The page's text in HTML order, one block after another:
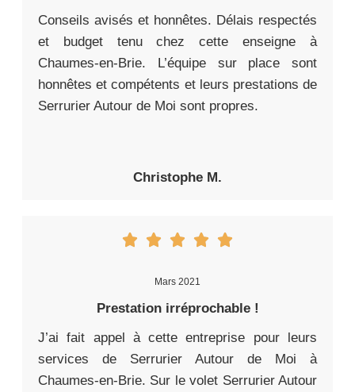
Conseils avisés et honnêtes. Délais respectés
et budget tenu chez cette enseigne à
Chaumes-en-Brie. L’équipe sur place sont
honnêtes et compétents et leurs prestations de
Serrurier Autour de Moi sont propres.
Christophe M.
Mars 2021
Prestation irréprochable !
J’ai fait appel à cette entreprise pour leurs
services de Serrurier Autour de Moi à
Chaumes-en-Brie. Sur le volet Serrurier Autour